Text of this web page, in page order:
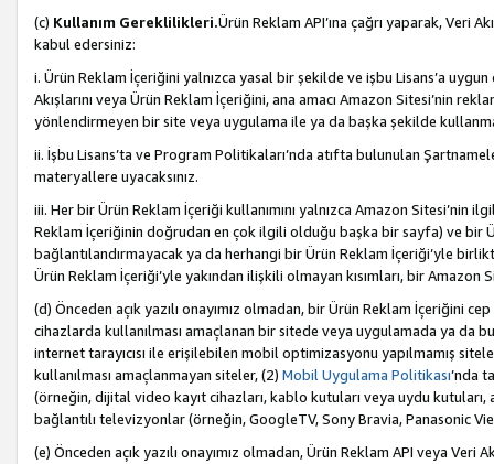
(c) Kullanım Gereklilikleri.Ürün Reklam API’ına çağrı yaparak, Veri
kabul edersiniz:
i. Ürün Reklam İçeriğini yalnızca yasal bir şekilde ve işbu Lisans’a uygun
Akışlarını veya Ürün Reklam İçeriğini, ana amacı Amazon Sitesi’nin
yönlendirmeyen bir site veya uygulama ile ya da başka şekilde
ii. İşbu Lisans’ta ve Program Politikaları’nda atıfta bulunulan
materyallere uyacaksınız.
iii. Her bir Ürün Reklam İçeriği kullanımını yalnızca Amazon
Reklam İçeriğinin doğrudan en çok ilgili olduğu başka bir sayfa) ve bir
bağlantılandırmayacak ya da herhangi bir Ürün Reklam İçeriği’yle
Ürün Reklam İçeriği’yle yakından ilişkili olmayan kısımları, bir Amazon
(d) Önceden açık yazılı onayımız olmadan, bir Ürün Reklam İçeriğini
cihazlarda kullanılması amaçlanan bir sitede veya uygulamada ya da
internet tarayıcısı ile erişilebilen mobil optimizasyonu yapılmamış
kullanılması amaçlanmayan siteler, (2) Mobil Uygulama Politikası’nda
(örneğin, dijital video kayıt cihazları, kablo kutuları veya uydu kutuları,
bağlantılı televizyonlar (örneğin, GoogleTV, Sony Bravia, Panasonic
(e) Önceden açık yazılı onayımız olmadan, Ürün Reklam API veya